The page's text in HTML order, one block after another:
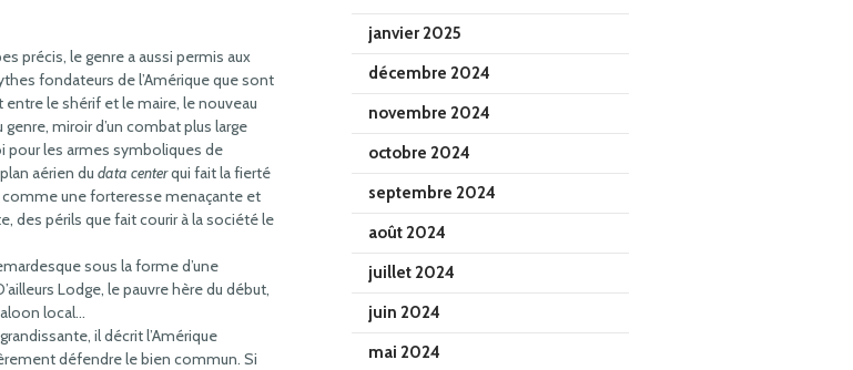
précis, le genre a aussi permis aux
fondateurs de l’Amérique que sont
le shérif et le maire, le nouveau
miroir d’un combat plus large
pour les armes symboliques de
aérien du data centerqui fait la fierté
une forteresse menaçante et
des périls que fait courir à la société le
sous la forme d’une
Lodge, le pauvre hère du début,
local…
il décrit l’Amérique
défendre le bien commun. Si
janvier 2025
décembre 2024
novembre 2024
octobre 2024
septembre 2024
août 2024
juillet 2024
juin 2024
mai 2024